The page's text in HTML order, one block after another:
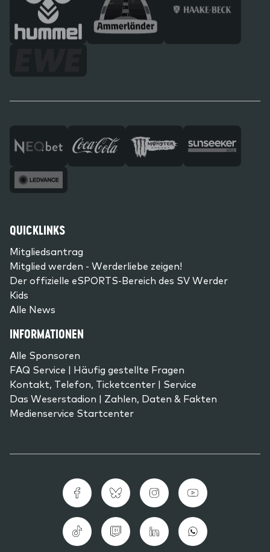
QUICKLINKS
Mitgliedsantrag
Mitglied werden - Werderliebe zeigen!
Der offizielle eSPORTS-Bereich des SV Werder
Kids
Alle News
INFORMATIONEN
Alle Sponsoren
FAQ Service | Häufig gestellte Fragen
Kontakt, Telefon, Ticketcenter | Service
Das Weserstadion | Zahlen, Daten & Fakten
Medienservice Startcenter